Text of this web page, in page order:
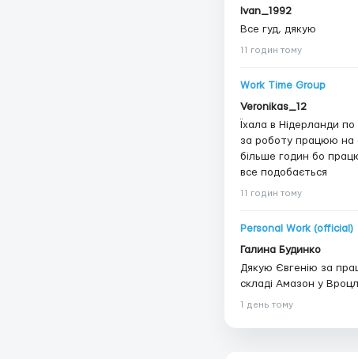
Ivan_1992
Все гуд, дякую
11 годин тому
Work Time Group
Veronikas_12
Їхала в Нідерланди
за роботу працюю на
більше годин бо
все подобається
11 годин тому
Personal Work (official)
Галина Будинко
Дякую Євгенію за
складі Амазон у
1 день тому